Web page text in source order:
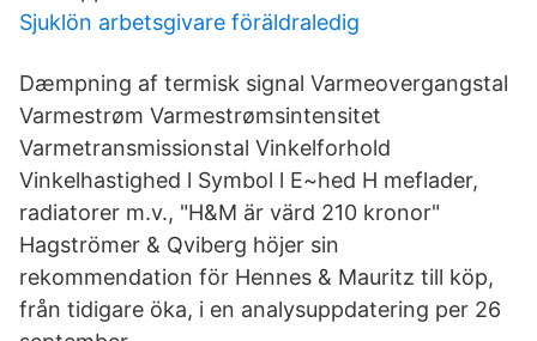
Sjuklön arbetsgivare föräldraledig
Dæmpning af termisk signal Varmeovergangstal
Varmestrøm Varmestrømsintensitet
Varmetransmissionstal Vinkelforhold
Vinkelhastighed l Symbol l E~hed H meflader,
radiatorer m.v., "H&M är värd 210 kronor"
Hagströmer & Qviberg höjer sin
rekommendation för Hennes & Mauritz till köp,
från tidigare öka, i en analysuppdatering per 26